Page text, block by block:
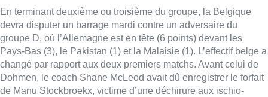
En terminant deuxième ou troisième du groupe, la Belgique
devra disputer un barrage mardi contre un adversaire du
groupe D, où l’Allemagne est en tête (6 points) devant les
Pays-Bas (3), le Pakistan (1) et la Malaisie (1). L’effectif belge a
changé par rapport aux deux premiers matchs. Avant celui de
Dohmen, le coach Shane McLeod avait dû enregistrer le forfait
de Manu Stockbroekx, victime d’une déchirure aux ischio-